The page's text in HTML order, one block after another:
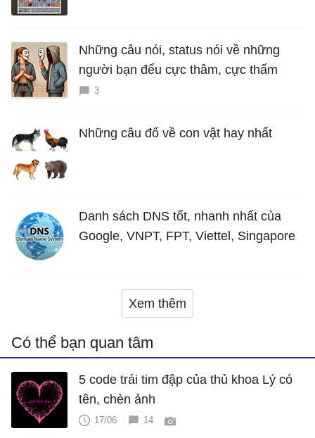
Những câu nói, status nói về những
người bạn đểu cực thâm, cực thấm
3
Những câu đố về con vật hay nhất
Danh sách DNS tốt, nhanh nhất của
Google, VNPT, FPT, Viettel, Singapore
Xem thêm
Có thể bạn quan tâm
5 code trái tim đập của thủ khoa Lý có
tên, chèn ảnh
17/06 14